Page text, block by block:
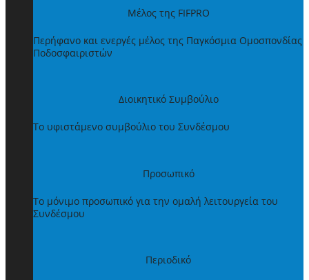
Μέλος της FIFPRO
Περήφανο και ενεργές μέλος της Παγκόσμια Ομοσπονδίας
Ποδοσφαιριστών
Διοικητικό Συμβούλιο
Το υφιστάμενο συμβούλιο του Συνδέσμου
Προσωπικό
Το μόνιμο προσωπικό για την ομαλή λειτουργεία του
Συνδέσμου
Περιοδικό